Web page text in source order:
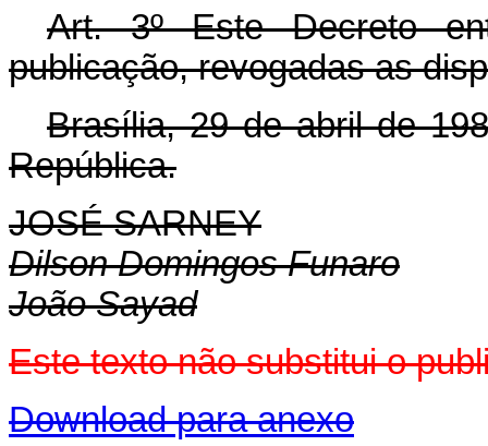
Art. 3º Este Decreto
publicação, revogadas as
Brasília, 29 de abril de
República.
JOSÉ SARNEY
Dilson Domingos Funaro
João Sayad
Este texto não substitui o
Download para anexo